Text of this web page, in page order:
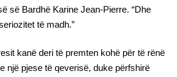
së Bardhë Karine Jean-Pierre. “Dhe
të madh.”
kanë deri të premten kohë për të rënë
një pjese të qeverisë, duke përfshirë